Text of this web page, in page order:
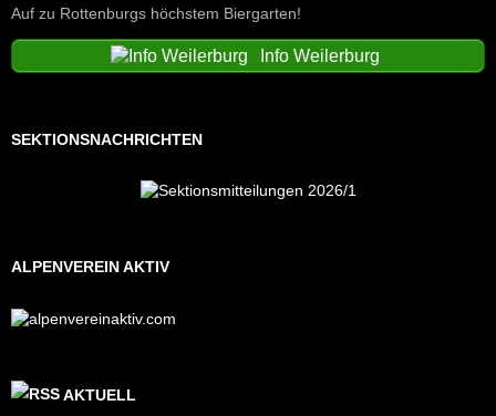
Auf zu Rottenburgs höchstem Biergarten!
Info Weilerburg
SEKTIONSNACHRICHTEN
ALPENVEREIN AKTIV
AKTUELL